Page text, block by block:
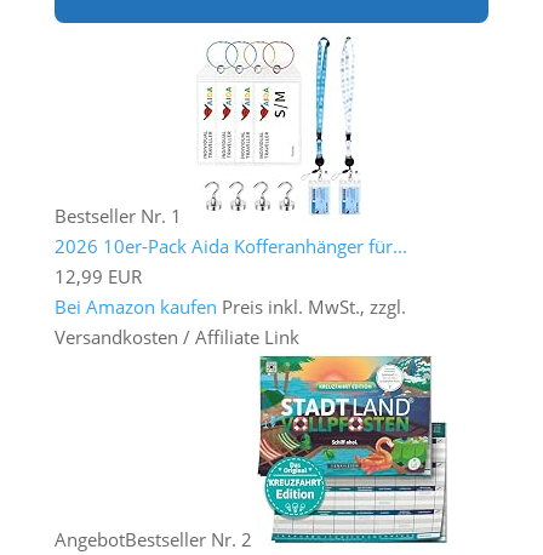
Bestseller Nr. 1
2026 10er-Pack Aida Kofferanhänger für...
12,99 EUR
Bei Amazon kaufen Preis inkl. MwSt., zzgl.
Versandkosten / Affiliate Link
AngebotBestseller Nr. 2